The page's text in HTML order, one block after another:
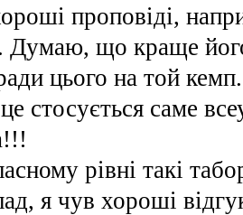
проповіді,
Думаю, що краще
цього на той кемп.
стосується саме
рівні такі
я чув хороші